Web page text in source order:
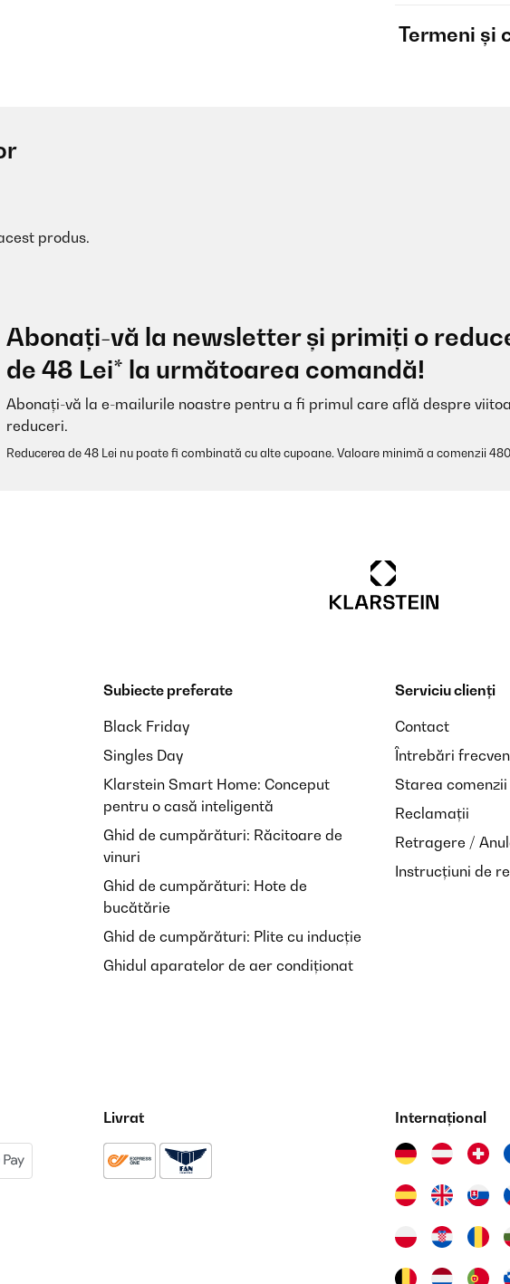
Termeni și
produs.
Abonați-vă la newsletter și primiți o
de 48 Lei* la următoarea comandă!
Abonați-vă la e-mailurile noastre pentru a fi primul care află despre
reduceri.
Reducerea de 48 Lei nu poate fi combinată cu alte cupoane. Valoare minimă a comenzii
Subiecte preferate
Black Friday
Singles Day
Klarstein Smart Home: Conceput
pentru o casă inteligentă
Ghid de cumpărături: Răcitoare de
vinuri
Ghid de cumpărături: Hote de
bucătărie
Ghid de cumpărături: Plite cu inducție
Ghidul aparatelor de aer condiționat
Serviciu clienți
Contact
Întrebări
Starea comenzii
Reclamații
Retragere /
Instrucțiuni de
Livrat Internațional